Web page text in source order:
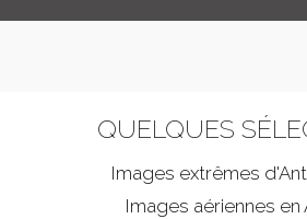
QUELQUES
Images extrêmes d'
Images aériennes en